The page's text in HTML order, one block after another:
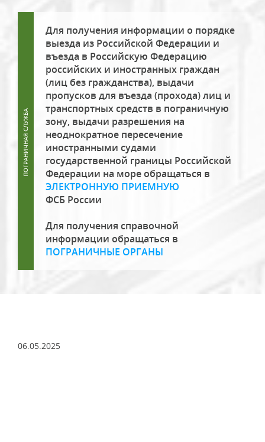
Для получения информации о порядке
выезда из Российской Федерации и
въезда в Российскую Федерацию
российских и иностранных граждан
(лиц без гражданства), выдачи
пропусков для въезда (прохода) лиц и
транспортных средств в пограничную
зону, выдачи разрешения на
неоднократное пересечение
иностранными судами
государственной границы Российской
Федерации на море обращаться в
ЭЛЕКТРОННУЮ ПРИЕМНУЮ
ФСБ России
Для получения справочной
информации обращаться в
ПОГРАНИЧНЫЕ ОРГАНЫ
06.05.2025